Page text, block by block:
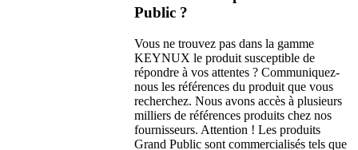
Public ?
Vous ne trouvez pas dans la gamme
KEYNUX le produit susceptible de
répondre à vos attentes ? Communiquez-
nous les références du produit que vous
recherchez. Nous avons accès à plusieurs
milliers de références produits chez nos
fournisseurs. Attention ! Les produits
Grand Public sont commercialisés tels que